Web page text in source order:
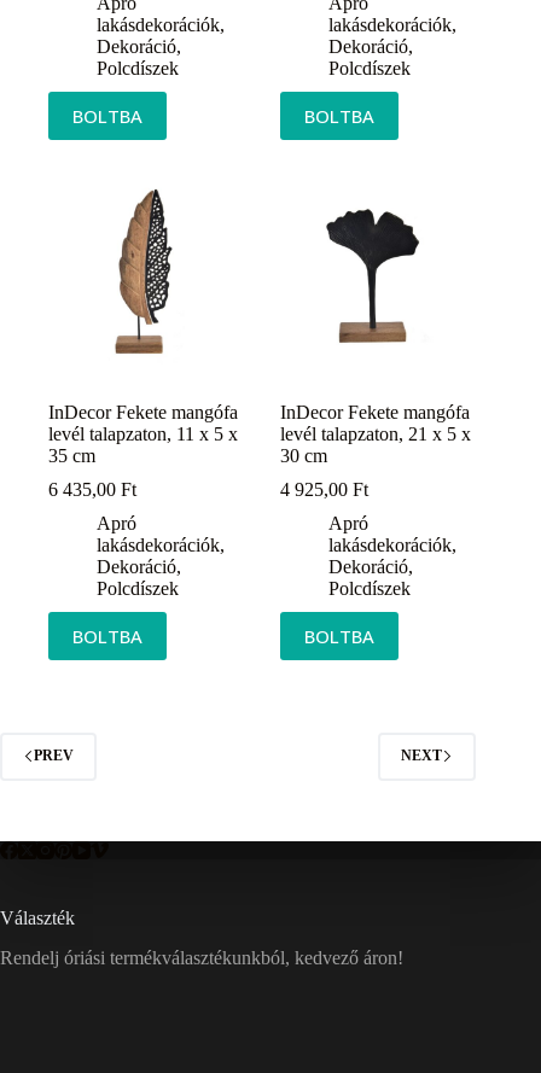
lakásdekorációk,
Dekoráció,
Polcdíszek
BOLTBA
lakásdekorációk,
Dekoráció,
Polcdíszek
BOLTBA
InDecor Fekete mangófa
levél talapzaton, 11 x 5 x
35 cm
6 435,00 Ft
Apró
lakásdekorációk,
Dekoráció,
Polcdíszek
BOLTBA
InDecor Fekete mangófa
levél talapzaton, 21 x 5 x
30 cm
4 925,00Ft
Apró
lakásdekorációk,
Dekoráció,
Polcdíszek
BOLTBA
PREV NEXT
Választék
Rendelj óriási termékválasztékunkból, kedvező áron!